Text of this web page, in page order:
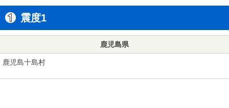
震度1
鹿児島県
鹿児島十島村